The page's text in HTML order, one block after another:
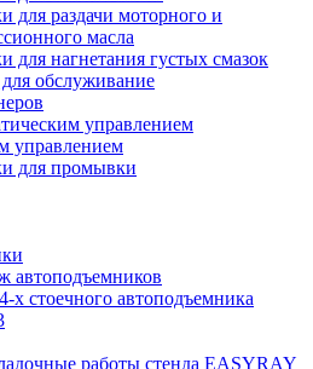
для раздачи моторного и
масла
для нагнетания густых смазок
обслуживание
управлением
управлением
для промывки
автоподъемников
х стоечного автоподъемника
работы стенда EASYRAY